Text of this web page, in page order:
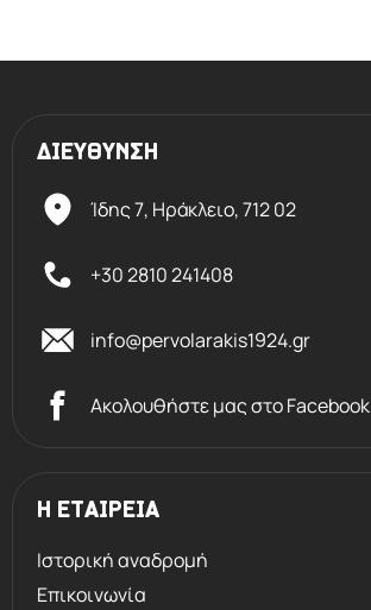
ΔΙΕΥΘΥΝΣΗ
Ίδης 7, Ηράκλειο,712 02
+30 2810 241408
info@pervolarakis1924.gr
Ακολουθήστε μας στο Facebook
Η ΕΤΑΙΡΕΙΑ
Ιστορική αναδρομή
Επικοινωνία